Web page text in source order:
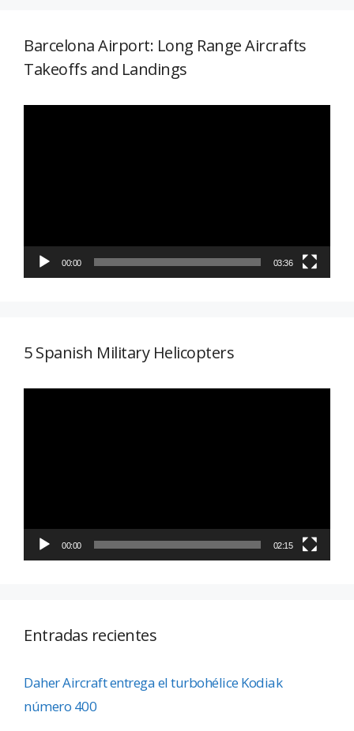
Barcelona Airport: Long Range Aircrafts
Takeoffs and Landings
00:00 03:36
5 Spanish Military Helicopters
00:00 02:15
Entradas recientes
Daher Aircraft entrega el turbohélice Kodiak
número 400